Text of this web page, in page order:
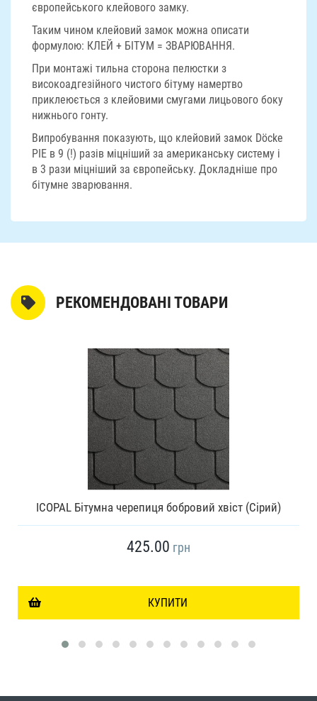
європейського клейового замку.
Таким чином клейовий замок можна описати
формулою: КЛЕЙ + БІТУМ = ЗВАРЮВАННЯ.
При монтажі тильна сторона пелюстки з
високоадгезійного чистого бітуму намертво
приклеюється з клейовими смугами лицьового боку
нижнього гонту.
Випробування показують, що клейовий замок Döcke
PIE в 9 (!) разів міцніший за американську систему і
в 3 рази міцніший за європейську. Докладніше про
бітумне зварювання.
РЕКОМЕНДОВАНІ ТОВАРИ
ICOPAL Бітумна черепиця бобровий хвіст (Сірий)
425.00 грн
КУПИТИ